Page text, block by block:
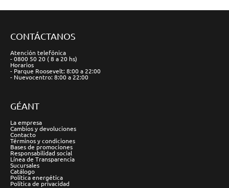
CONTÁCTANOS
Atención telefónica
- 0800 50 20 ( 8 a 20 hs)
Horarios
- Parque Roosevelt: 8:00 a 22:00
- Nuevocentro: 8:00 a 22:00
GÉANT
La empresa
Cambios y devoluciones
Contacto
Términos y condiciones
Bases de promociones
Responsabilidad social
Línea de Transparencia
Sucursales
Catálogo
Política energética
Política de privacidad